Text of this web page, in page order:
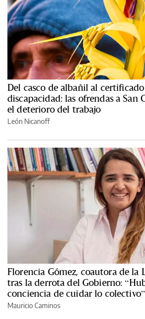
Del casco de albañil al
discapacidad: las ofrendas a San
el deterioro del trabajo
León Nicanoff
Florencia Gómez, coautora de la
tras la derrota del Gobierno:
conciencia de cuidar lo colectivo”
Mauricio Caminos